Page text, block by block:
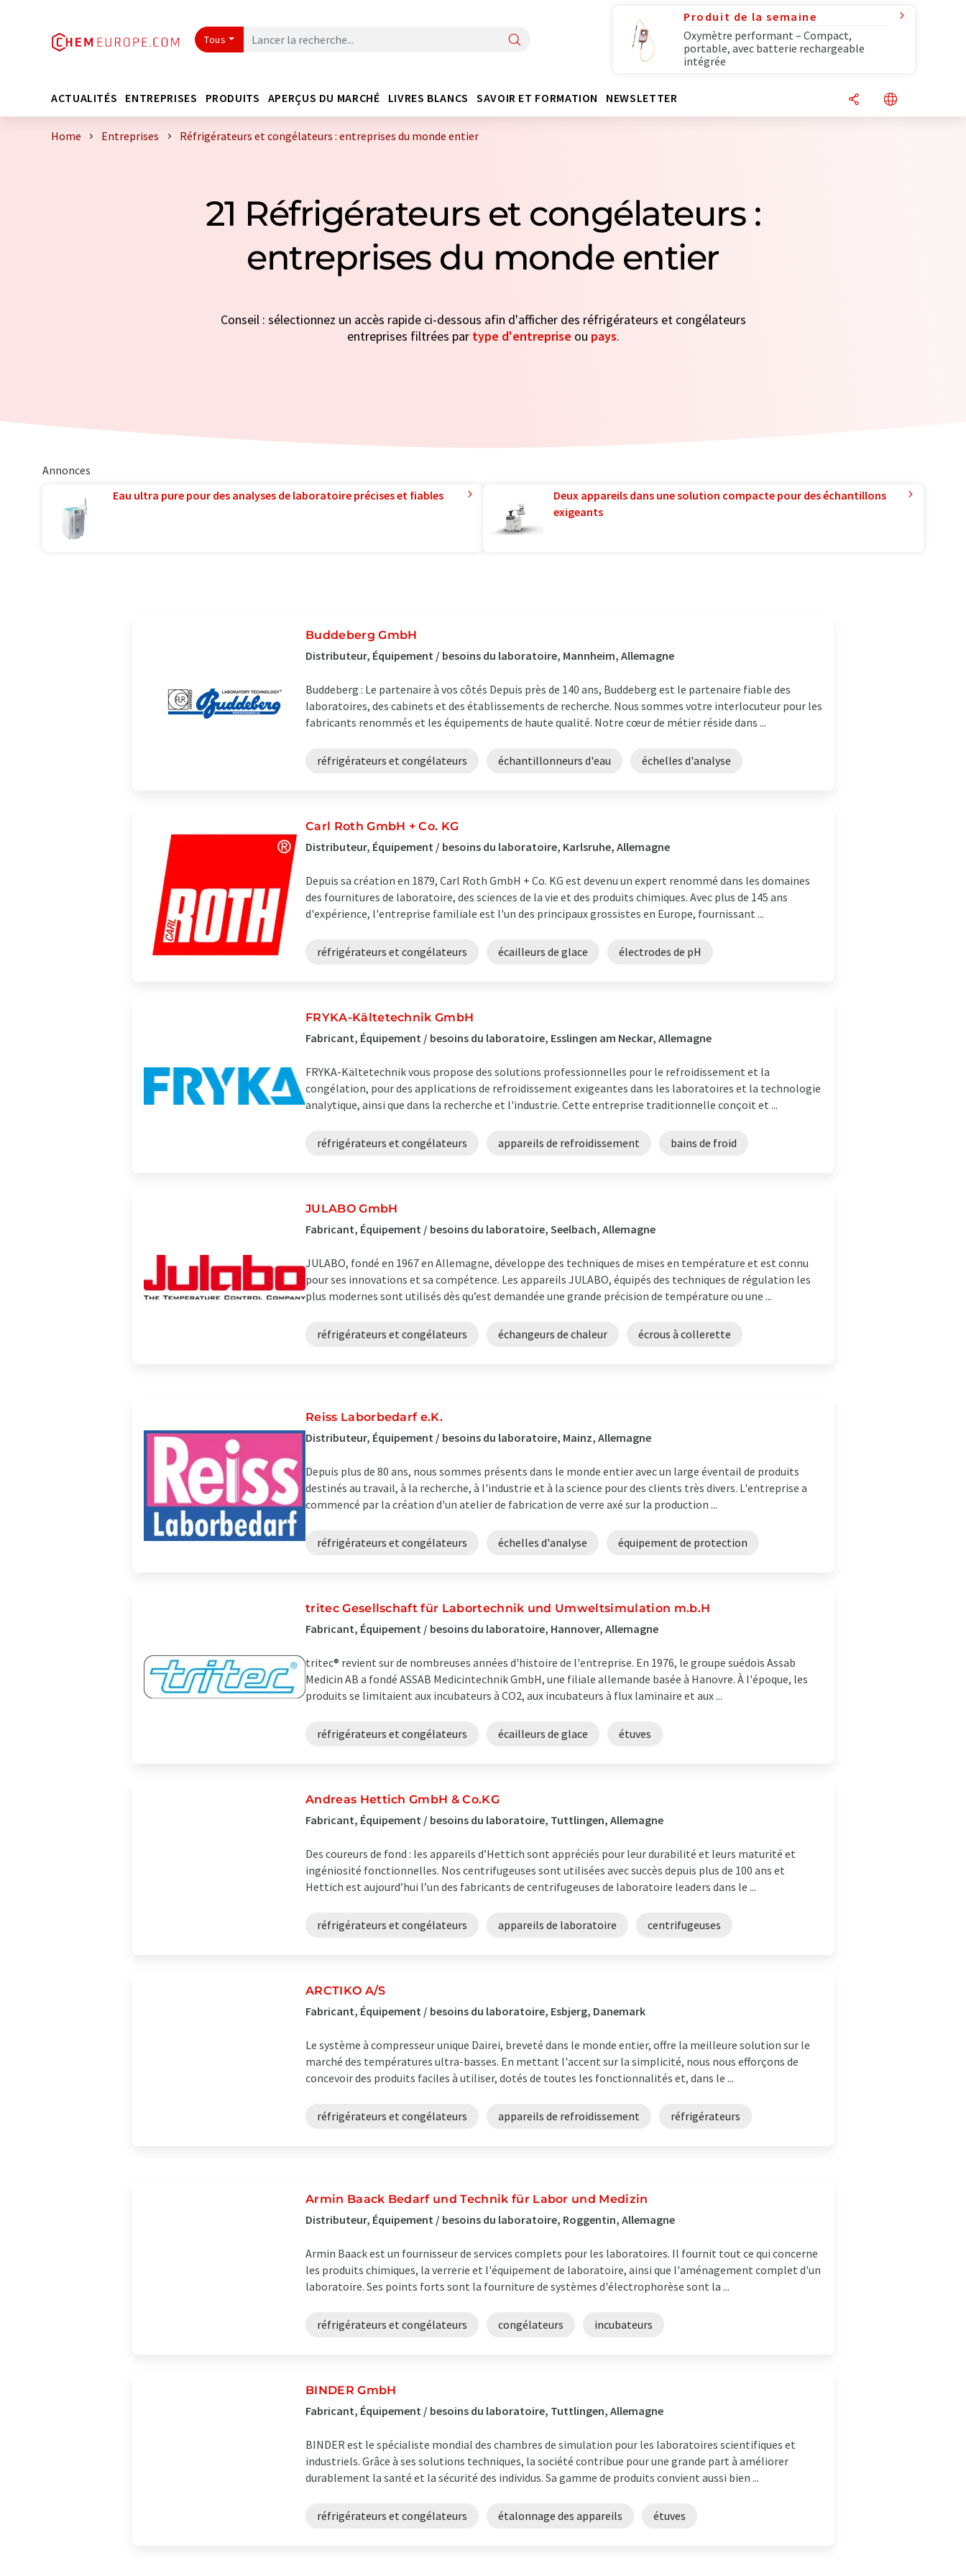
Tous
Produit de la semaine
Oxymètre performant – Compact,
portable, avec batterie rechargeable
intégrée
ACTUALITÉS ENTREPRISES PRODUITS APERÇUS DU MARCHÉ LIVRES BLANCS SAVOIR ET FORMATION NEWSLETTER
Home Entreprises Réfrigérateurs et congélateurs : entreprises du monde entier
21 Réfrigérateurs et congélateurs :
entreprises du monde entier
Conseil : sélectionnez un accès rapide ci-dessous afin d'afficher des réfrigérateurs et congélateurs
entreprises filtrées par type d'entreprise ou pays.
Annonces
Eau ultra pure pour des analyses de laboratoire précises et fiables
Deux appareils dans une solution compacte pour des échantillons
exigeants
Buddeberg GmbH
Distributeur, Équipement / besoins du laboratoire, Mannheim, Allemagne
Buddeberg : Le partenaire à vos côtés Depuis près de 140 ans, Buddeberg est le partenaire fiable des
laboratoires, des cabinets et des établissements de recherche. Nous sommes votre interlocuteur pour les
fabricants renommés et les équipements de haute qualité. Notre cœur de métier réside dans ...
réfrigérateurs et congélateurs échantillonneurs d'eau échelles d'analyse
Carl Roth GmbH + Co. KG
Distributeur, Équipement / besoins du laboratoire, Karlsruhe, Allemagne
Depuis sa création en 1879, Carl Roth GmbH + Co. KG est devenu un expert renommé dans les domaines
des fournitures de laboratoire, des sciences de la vie et des produits chimiques. Avec plus de 145 ans
d'expérience, l'entreprise familiale est l'un des principaux grossistes en Europe, fournissant ...
réfrigérateurs et congélateurs écailleurs de glace électrodes de pH
FRYKA-Kältetechnik GmbH
Fabricant, Équipement / besoins du laboratoire, Esslingen am Neckar, Allemagne
FRYKA-Kältetechnik vous propose des solutions professionnelles pour le refroidissement et la
congélation, pour des applications de refroidissement exigeantes dans les laboratoires et la technologie
analytique, ainsi que dans la recherche et l'industrie. Cette entreprise traditionnelle conçoit et ...
réfrigérateurs et congélateurs appareils de refroidissement bains de froid
JULABO GmbH
Fabricant, Équipement / besoins du laboratoire, Seelbach, Allemagne
JULABO, fondé en 1967 en Allemagne, développe des techniques de mises en température et est connu
pour ses innovations et sa compétence. Les appareils JULABO, équipés des techniques de régulation les
plus modernes sont utilisés dès qu’est demandée une grande précision de température ou une ...
réfrigérateurs et congélateurs échangeurs de chaleur écrous à collerette
Reiss Laborbedarf e.K.
Distributeur, Équipement / besoins du laboratoire, Mainz, Allemagne
Depuis plus de 80 ans, nous sommes présents dans le monde entier avec un large éventail de produits
destinés au travail, à la recherche, à l'industrie et à la science pour des clients très divers. L'entreprise a
commencé par la création d'un atelier de fabrication de verre axé sur la production ...
réfrigérateurs et congélateurs échelles d'analyse équipement de protection
tritec Gesellschaft für Labortechnik und Umweltsimulation m.b.H
Fabricant, Équipement / besoins du laboratoire, Hannover, Allemagne
tritec® revient sur de nombreuses années d'histoire de l'entreprise. En 1976, le groupe suédois Assab
Medicin AB a fondé ASSAB Medicintechnik GmbH, une filiale allemande basée à Hanovre. À l'époque, les
produits se limitaient aux incubateurs à CO2, aux incubateurs à flux laminaire et aux ...
réfrigérateurs et congélateurs écailleurs de glace étuves
Andreas Hettich GmbH & Co.KG
Fabricant, Équipement / besoins du laboratoire, Tuttlingen, Allemagne
Des coureurs de fond : les appareils d’Hettich sont appréciés pour leur durabilité et leurs maturité et
ingéniosité fonctionnelles. Nos centrifugeuses sont utilisées avec succès depuis plus de 100 ans et
Hettich est aujourd’hui l’un des fabricants de centrifugeuses de laboratoire leaders dans le ...
réfrigérateurs et congélateurs appareils de laboratoire centrifugeuses
ARCTIKO A/S
Fabricant, Équipement / besoins du laboratoire, Esbjerg, Danemark
Le système à compresseur unique Dairei, breveté dans le monde entier, offre la meilleure solution sur le
marché des températures ultra-basses. En mettant l'accent sur la simplicité, nous nous efforçons de
concevoir des produits faciles à utiliser, dotés de toutes les fonctionnalités et, dans le ...
réfrigérateurs et congélateurs appareils de refroidissement réfrigérateurs
Armin Baack Bedarf und Technik für Labor und Medizin
Distributeur, Équipement / besoins du laboratoire, Roggentin, Allemagne
Armin Baack est un fournisseur de services complets pour les laboratoires. Il fournit tout ce qui concerne
les produits chimiques, la verrerie et l'équipement de laboratoire, ainsi que l'aménagement complet d'un
laboratoire. Ses points forts sont la fourniture de systèmes d'électrophorèse sont la ...
réfrigérateurs et congélateurs congélateurs incubateurs
BINDER GmbH
Fabricant, Équipement / besoins du laboratoire, Tuttlingen, Allemagne
BINDER est le spécialiste mondial des chambres de simulation pour les laboratoires scientifiques et
industriels. Grâce à ses solutions techniques, la société contribue pour une grande part à améliorer
durablement la santé et la sécurité des individus. Sa gamme de produits convient aussi bien ...
réfrigérateurs et congélateurs étalonnage des appareils étuves